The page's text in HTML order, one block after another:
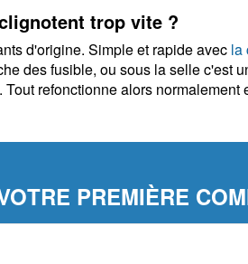
trop vite ?
d'origine. Simple et rapide avec la
des fusible, ou sous la selle c'est
refonctionne alors
PREMIÈRE